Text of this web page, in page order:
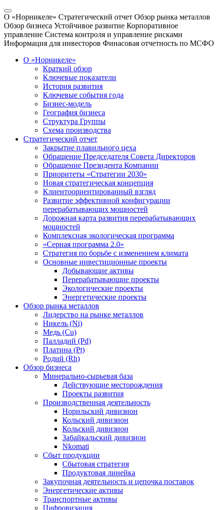
О «Норникеле» Стратегический отчет Обзор рынка металлов
Обзор бизнеса Устойчивое развитие Корпоративное
управление Система контроля и управление рисками
Информация для инвесторов Финасовая отчетность по МСФО
О «Норникеле»
Краткий обзор
Ключевые показатели
История развития
Ключевые события года
Бизнес-модель
География бизнеса
Структура Группы
Схема производства
Стратегический отчет
Закрытие плавильного цеха
Обращение Председателя Совета Директоров
Обращение Президента Компании
Приоритеты «Стратегии 2030»
Новая стратегическая концепция
Клиентоориентированный взгляд
Развитие эффективной конфигурации
перерабатывающих мощностей
Дорожная карта развития перерабатывающих
мощностей
Комплексная экологическая программа
«Серная программа 2.0»
Стратегия по борьбе с изменением климата
Основные инвестиционные проекты
Добывающие активы
Перерабатывающие проекты
Экологические проекты
Энергетические проекты
Обзор рынка металлов
Лидерство на рынке металлов
Никель (Ni)
Медь (Cu)
Палладий (Pd)
Платина (Pt)
Родий (Rh)
Обзор бизнеса
Минерально-сырьевая база
Действующие месторождения
Проекты развития
Производственная деятельность
Норильский дивизион
Кольский дивизион
Кольский дивизион
Забайкальский дивизион
Nkomati
Сбыт продукции
Сбытовая стратегия
Продуктовая линейка
Закупочная деятельность и цепочка поставок
Энергетические активы
Транспортные активы
Цифровизация